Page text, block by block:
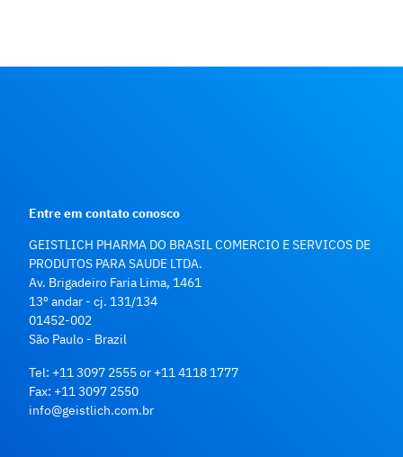
Entre em contato conosco
GEISTLICH PHARMA DO BRASIL COMERCIO E SERVICOS DE
PRODUTOS PARA SAUDE LTDA.
Av. Brigadeiro Faria Lima, 1461
13º andar - cj. 131/134
01452-002
São Paulo - Brazil
Tel: +11 3097 2555or +11 4118 1777
Fax: +11 3097 2550
info@geistlich.com.br